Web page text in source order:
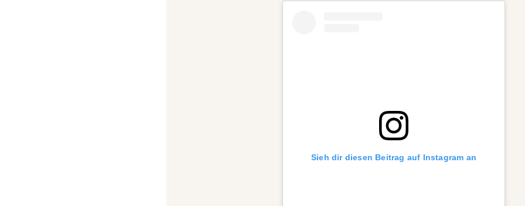
Sieh dir diesen Beitrag auf Instagram an